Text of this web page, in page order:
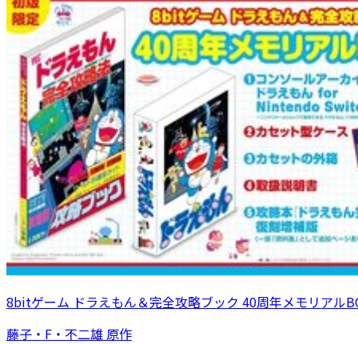
8bitゲーム ドラえもん＆完全攻略ブック 40周年メモリアル
藤子・F・不二雄 原作